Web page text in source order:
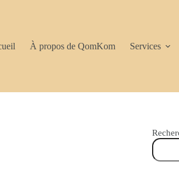
À propos de QomKom Services